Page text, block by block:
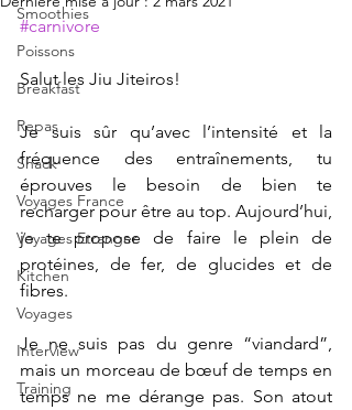
Smoothies
Poissons
Breakfast
Repas
Snack
Voyages France
Voyages Etranger
Kitchen
Voyages
Interview
Training
#carnivore
Salut les Jiu Jiteiros!
Je suis sûr qu’avec l’intensité et la
fréquence des entraînements, tu
éprouves le besoin de bien te
recharger pour être au top. Aujourd’hui,
je te propose de faire le plein de
protéines, de fer, de glucides et de
fibres.
Je ne suis pas du genre “viandard”,
mais un morceau de bœuf de temps en
temps ne me dérange pas. Son atout